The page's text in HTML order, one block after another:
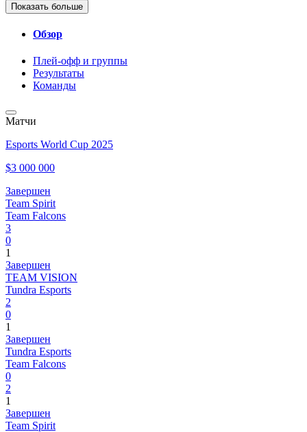
Показать больше
Обзор
Плей-офф и группы
Результаты
Команды
Матчи
Esports World Cup 2025
$3 000 000
Завершен
Team Spirit
Team Falcons
3
0
1
Завершен
TEAM VISION
Tundra Esports
2
0
1
Завершен
Tundra Esports
Team Falcons
0
2
1
Завершен
Team Spirit